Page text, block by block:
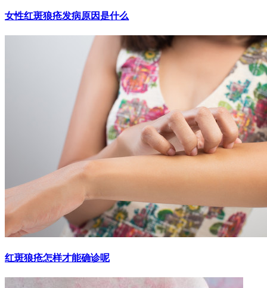
女性红斑狼疮发病原因是什么
红斑狼疮怎样才能确诊呢